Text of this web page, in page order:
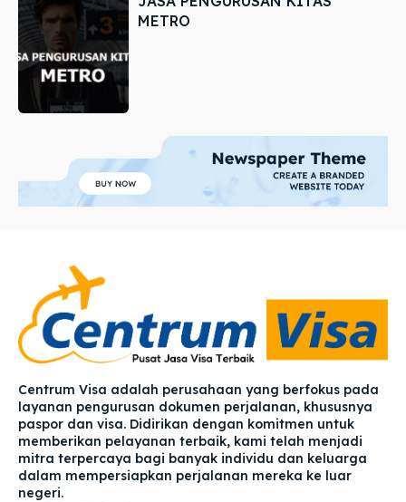
METRO
Centrum Visa adalah perusahaan yang berfokus pada
layanan pengurusan dokumen perjalanan, khususnya
paspor dan visa. Didirikan dengan komitmen untuk
memberikan pelayanan terbaik, kami telah menjadi
mitra terpercaya bagi banyak individu dan keluarga
dalam mempersiapkan perjalanan mereka ke luar
negeri.